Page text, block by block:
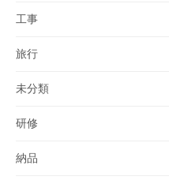
工事
旅行
未分類
研修
納品